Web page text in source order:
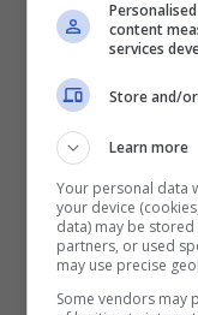
Terra e
content
services
Store and/
Learn more
Your personal data
your device
data) may be
partners, or used
may use precise
Some vendors may